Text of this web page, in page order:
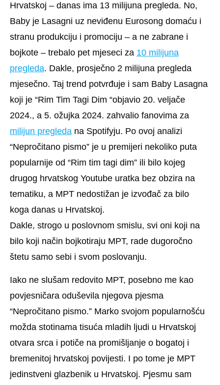
Hrvatskoj – danas ima 13 milijuna pregleda. No,
Baby je Lasagni uz neviđenu Eurosong domaću i
stranu produkciju i promociju – a ne zabrane i
bojkote – trebalo pet mjeseci za 10 milijuna
pregleda. Dakle, prosječno 2 milijuna pregleda
mjesečno. Taj trend potvrđuje i sam Baby Lasagna
koji je “Rim Tim Tagi Dim “objavio 20. veljače
2024., a 5. ožujka 2024. zahvalio fanovima za
milijun pregleda na Spotifyju. Po ovoj analizi
“Nepročitano pismo” je u premijeri nekoliko puta
popularnije od “Rim tim tagi dim” ili bilo kojeg
drugog hrvatskog Youtube uratka bez obzira na
tematiku, a MPT nedostižan je izvođač za bilo
koga danas u Hrvatskoj.
Dakle, strogo u poslovnom smislu, svi oni koji na
bilo koji način bojkotiraju MPT, rade dugoročno
štetu samo sebi i svom poslovanju.
Iako ne slušam redovito MPT, posebno me kao
povjesničara oduševila njegova pjesma
“Nepročitano pismo.” Marko svojom popularnošću
možda stotinama tisuća mladih ljudi u Hrvatskoj
otvara srca i potiče na promišljanje o bogatoj i
bremenitoj hrvatskoj povijesti. I po tome je MPT
jedinstveni glazbenik u Hrvatskoj. Pjesmu sam